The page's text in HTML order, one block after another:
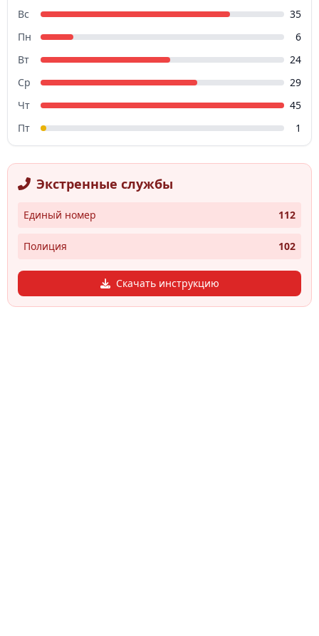
Вс
35
Пн
6
Вт
24
Ср
29
Чт
45
Пт
1
Экстренные службы
Единый номер 112
Полиция 102
Скачать инструкцию